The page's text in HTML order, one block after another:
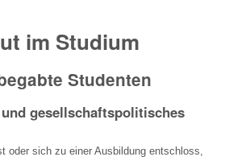
im Studium
Studenten
gesellschaftspolitisches
oder sich zu einer Ausbildung entschloss,